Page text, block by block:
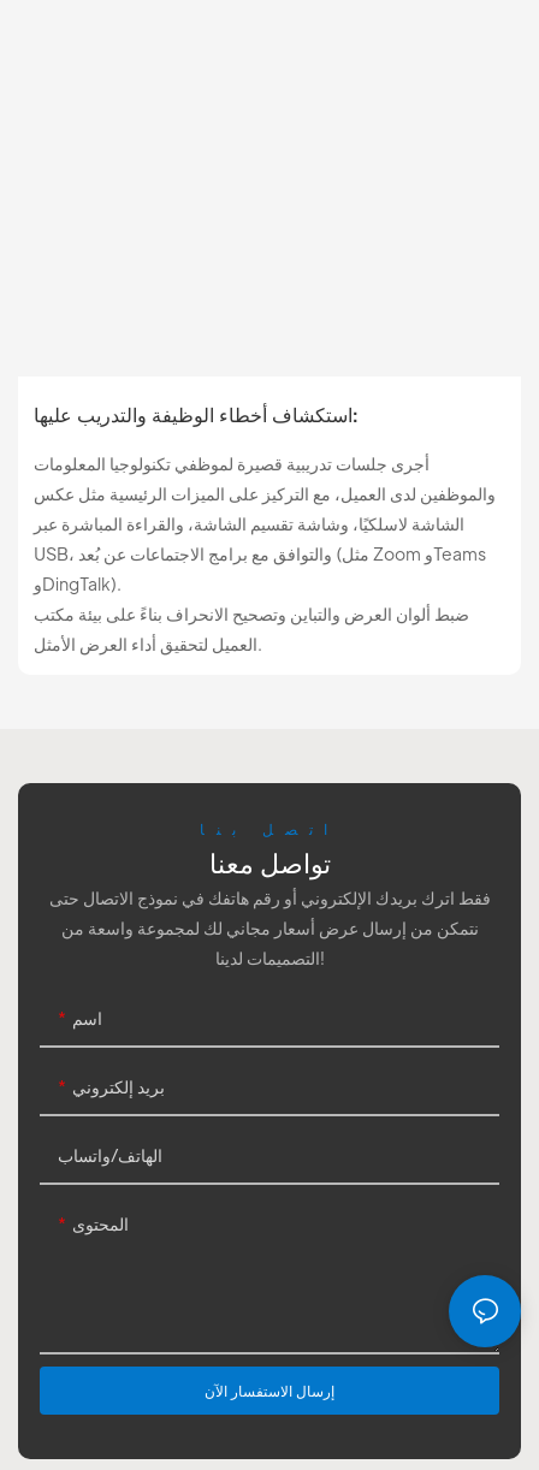
استكشاف أخطاء الوظيفة والتدريب عليها:
أجرى جلسات تدريبية قصيرة لموظفي تكنولوجيا المعلومات
والموظفين لدى العميل، مع التركيز على الميزات الرئيسية مثل عكس
الشاشة لاسلكيًا، وشاشة تقسيم الشاشة، والقراءة المباشرة عبر
USB، والتوافق مع برامج الاجتماعات عن بُعد (مثل Zoom وTeams
وDingTalk).
ضبط ألوان العرض والتباين وتصحيح الانحراف بناءً على بيئة مكتب
العميل لتحقيق أداء العرض الأمثل.
اتصل بنا
تواصل معنا
فقط اترك بريدك الإلكتروني أو رقم هاتفك في نموذج الاتصال حتى
نتمكن من إرسال عرض أسعار مجاني لك لمجموعة واسعة من
التصميمات لدينا!
اسم
بريد إلكتروني
الهاتف/واتساب
المحتوى
إرسال الاستفسار الآن